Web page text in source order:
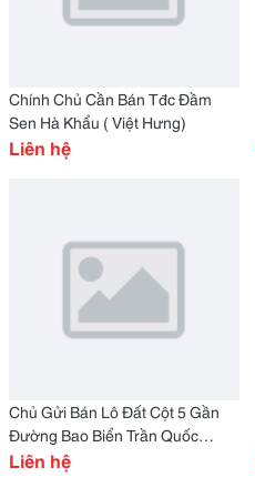
Chính Chủ Cần Bán Tđc Đầm
Sen Hà Khẩu ( Việt Hưng)
Liên hệ
Chủ Gửi Bán Lô Đất Cột 5 Gần
Đường Bao Biển Trần Quốc
Nghiễn Giá Mềm
Liên hệ